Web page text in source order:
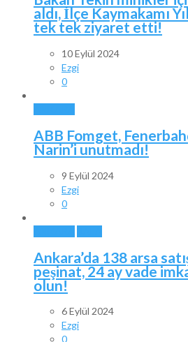
aldı, İlçe Kaymakamı
tek tek ziyaret etti!
10 Eylül 2024
Ezgi
0
ABB Fomget,
Narin’i unutmadı!
9 Eylül 2024
Ezgi
0
Ankara’da 138 arsa
peşinat, 24 ay vade
olun!
6 Eylül 2024
Ezgi
0